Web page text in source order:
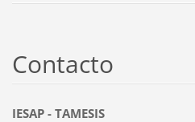
Contacto
IESAP - TAMESIS